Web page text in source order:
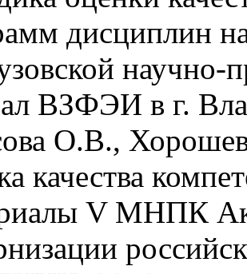
дисциплин
научно-
ВЗФЭИ в г.
О.В.,
качества
V МНПК